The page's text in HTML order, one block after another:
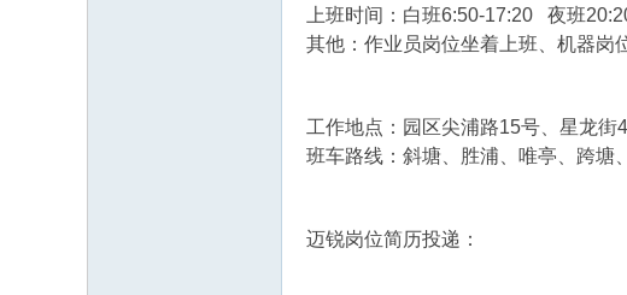
上班时间：白班6:50-17:20 夜班
其他：作业员岗位坐着上班、机器岗
工作地点：园区尖浦路15号、星龙街
班车路线：斜塘、胜浦、唯亭、跨塘
迈锐岗位简历投递：